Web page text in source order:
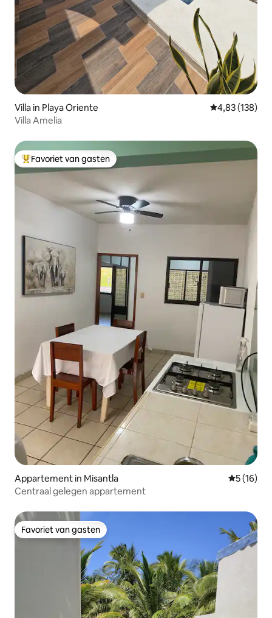
Villa in Playa Oriente Gemiddelde
4,83 (138)
Villa Amelia
Topfavoriet van gasten
Favoriet van gasten
Appartement in Misantla
5 (16)
Centraal gelegen appartement
Favoriet van gasten
Favoriet van gasten